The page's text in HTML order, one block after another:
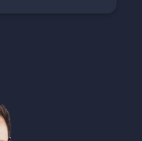
verkaufen,